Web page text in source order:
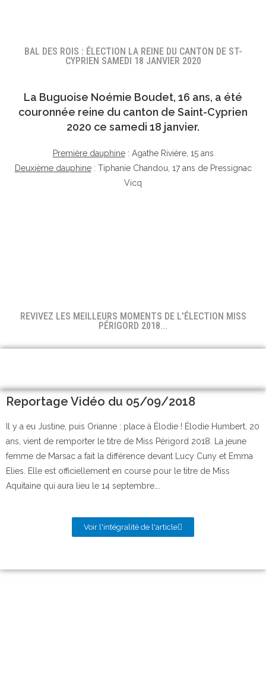
BAL DES ROIS : ÉLECTION LA REINE DU CANTON DE ST-
CYPRIEN SAMEDI 18 JANVIER 2020
La Buguoise Noémie Boudet, 16 ans, a été
couronnée reine du canton de Saint-Cyprien
2020 ce samedi 18 janvier.
Première dauphine: Agathe Rivière, 15 ans
Deuxième dauphine: Tiphanie Chandou, 17 ans de Pressignac
Vicq
REVIVEZ LES MEILLEURS MOMENTS DE L'ÉLECTION MISS
PÉRIGORD 2018...
Reportage Vidéo du 05/09/2018
Il y a eu Justine, puis Orianne : place à Élodie ! Élodie Humbert, 20
ans, vient de remporter le titre de Miss Périgord 2018. La jeune
femme de Marsac a fait la différence devant Lucy Cuny et Emma
Elies. Elle est officiellement en course pour le titre de Miss
Aquitaine qui aura lieu le 14 septembre….
Voir l'intégralité de l'article